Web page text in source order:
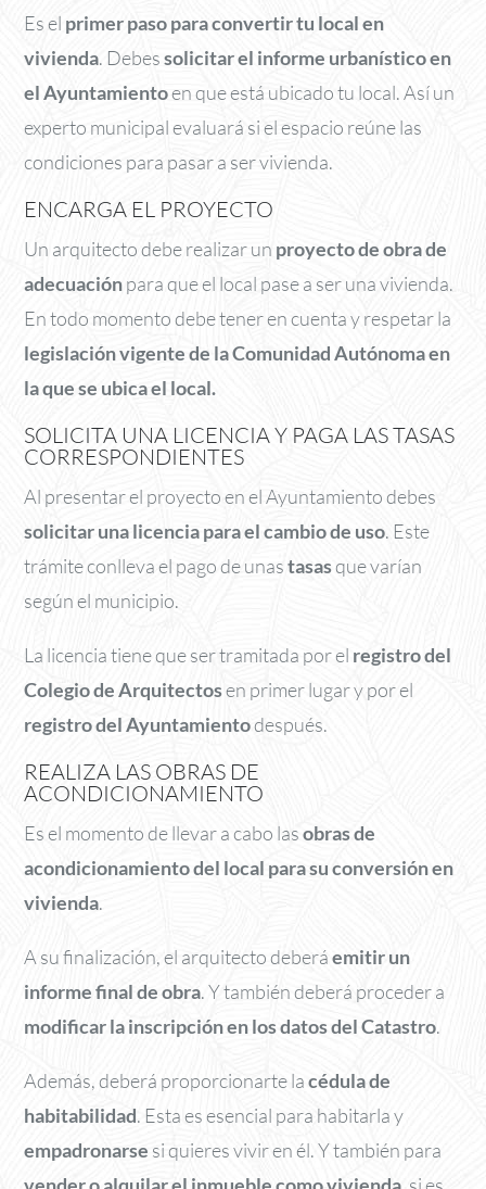
Es el primer paso para convertir tu local en
vivienda. Debessolicitar el informe urbanístico en
el Ayuntamientoen que está ubicado tu local. Así un
experto municipal evaluará si el espacio reúne las
condiciones para pasar a ser vivienda.
ENCARGA EL PROYECTO
Un arquitecto debe realizar un proyecto de obra de
adecuaciónpara que el local pase a ser una vivienda.
En todo momento debe tener en cuenta y respetar la
legislación vigente de la Comunidad Autónoma en
la que se ubica el local.
SOLICITA UNA LICENCIA Y PAGA LAS TASAS
CORRESPONDIENTES
Al presentar el proyecto en el Ayuntamiento debes
solicitar una licencia para el cambio de uso. Este
trámite conlleva el pago de unastasasque varían
según el municipio.
La licencia tiene que ser tramitada por el registro del
Colegio de Arquitectosen primer lugar y por el
registro del Ayuntamientodespués.
REALIZA LAS OBRAS DE
ACONDICIONAMIENTO
Es el momento de llevar a cabo lasobras de
acondicionamiento del local para su conversión en
vivienda.
A su finalización, el arquitecto deberáemitir un
informe final de obra. Y también deberá proceder a
modificar la inscripción en los datos del Catastro.
Además, deberá proporcionarte lacédula de
habitabilidad. Esta es esencial para habitarla y
empadronarse si quieres vivir en él. Y también para